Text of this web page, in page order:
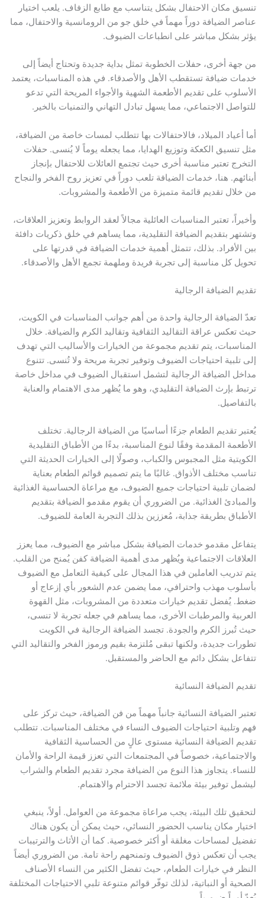
تنسيق مكان الاحتفال بشكل يتناسب مع طابع الزفاف. يلعب اختيار
عناصر الضيافة دوراً مهماً في خلق جو من الرومانسية والاحتفال، مما
يؤثر بشكل مباشر على انطباعات الضيوف.
من جهة أخرى، حفلات الخطوبة تمثل بداية جديدة وتحتاج أيضاً إلى
خدمات ضيافة تستقطب الأهل والأصدقاء. في هذه المناسبات، يعتمد
الأسلوب على تقديم الأطعمة الشهية والأجواء المريحة التي تدعو
للتواصل الاجتماعي، مما يسهل تبادل التهاني والتمنيات بالخير.
أما أعياد الميلاد، فالاحتفالات بها تتطلب لمسات خاصة من الضيافة،
مثل تنسيق الكعكة وتوزيع الهدايا، مما يجعله يوماً لا يُنسى. حفلات
التخرج تعتبر مناسبة أخرى حيث تجتمع العائلات للاحتفال بإنجاز
أبنائهم. هنا، خدمات الضيافة تلعب دوراً في تعزيز روح الفخر والنجاح
من خلال تقديم قائمة متميزة من الأطعمة والمشروبات.
وأخيراً، تعتبر المناسبات العائلية مجالاً لعقد الروابط وتعزيز العلاقات،
وتشتهر بتقديم الضيافة التقليدية، مما يساهم في خلق ذكريات دافئة
بين الأفراد. بذلك، تتمثل أهمية خدمات الضيافة في قدرتها على
تحويل كل مناسبة إلى تجربة فريدة وملهمة تجمع الأهل والأصدقاء.
تقديم الضيافة الرجالية
تعدّ الضيافة الرجالية واحدة من أهم جوانب المناسبات في الكويت،
حيث تعكس عراقة التقاليد الثقافية وتقاليد الكرم والضيافة. خلال
المناسبات، يتم تقديم مجموعة من الخيارات والأساليب التي تهدف
إلى تلبية احتياجات الضيوف وتوفير تجربة مريحة ولا تُنسى. تتنوع
مداخل الضيافة الرجالية لتشمل استقبال الضيوف في مداخل خاصة
ترتبط بإرث الضيافة التقليدي، وهو ما يُظهر مدى الاهتمام والعناية
بالتفاصيل.
يُعتبر تقديم الطعام جزءًا أساسيًا من الضيافة الرجالية. تختلف
الأطعمة المقدمة وفقًا لنوع المناسبة، بدءًا من الأطباق التقليدية
الكويتية مثل المجبوس والكباب، وصولًا إلى الخيارات الحديثة التي
تناسب مختلف الأذواق. غالبًا ما يتم تصميم قوائم الطعام بعناية
لضمان تلبية احتياجات جميع الضيوف، مع مراعاة الحساسية الغذائية
والمبادئ الغذائية. من الضروري أن يقوم مقدمو الضيافة بتقديم
الأطباق بطريقة جذابة، مُعززين بذلك التجربة العامة للضيوف.
يتفاعل مقدمو خدمات الضيافة بشكل مباشر مع الضيوف، مما يعزز
العلاقات الاجتماعية ويُظهر مدى أهمية الضيافة كفن يُمنح من القلب.
يتم تدريب العاملين في هذا المجال على كيفية التعامل مع الضيوف
بأسلوب مهذب واحترافي، مما يضمن عدم الشعور بأي إزعاج أو
ضغط. يُفضل تقديم خيارات متعددة من المشروبات، مثل القهوة
العربية والمرطبات الأخرى، مما يساهم في جعله تجربة لا تنسى،
حيث تُبرز الكرم والجودة. تجسد الضيافة الرجالية في الكويت
تطورات جديدة، ولكنها تبقى مُلتزمة بقيم ورموز الفخر والتقاليد التي
تتفاعل بشكل دائم مع الحاضر والمستقبل.
تقديم الضيافة النسائية
تعتبر الضيافة النسائية جانباً مهماً من فن الضيافة، حيث تركز على
فهم وتلبية احتياجات الضيوف النساء في مختلف المناسبات. تتطلب
تقديم الضيافة النسائية مستوى عالٍ من الحساسية الثقافية
والاجتماعية، خصوصاً في المجتمعات التي تعزز قيمة الراحة والأمان
للنساء. يتجاوز هذا النوع من الضيافة مجرد تقديم الطعام والشراب
ليشمل توفير بيئة ملائمة تجسد الاحترام والاهتمام.
لتحقيق تلك البيئة، يجب مراعاة مجموعة من العوامل. أولاً، ينبغي
اختيار مكان يناسب الحضور النسائي، حيث يمكن أن يكون هناك
تفضيل لمساحات مغلقة أو أكثر خصوصية. كما أن الأثاث والترتيبات
يجب أن تعكس ذوق الضيوف وتمنحهم راحة تامة. من الضروري أيضاً
النظر في خيارات الطعام، حيث تفضل الكثير من النساء الأصناف
الصحية أو النباتية، لذلك توفّر قوائم متنوعة تلبي الاحتياجات المختلفة